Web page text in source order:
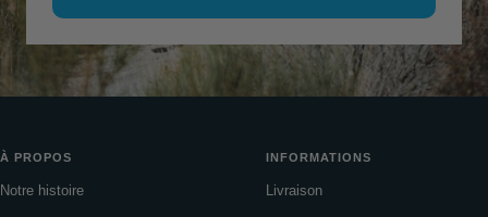
À PROPOS
Notre histoire
INFORMATIONS
Livraison